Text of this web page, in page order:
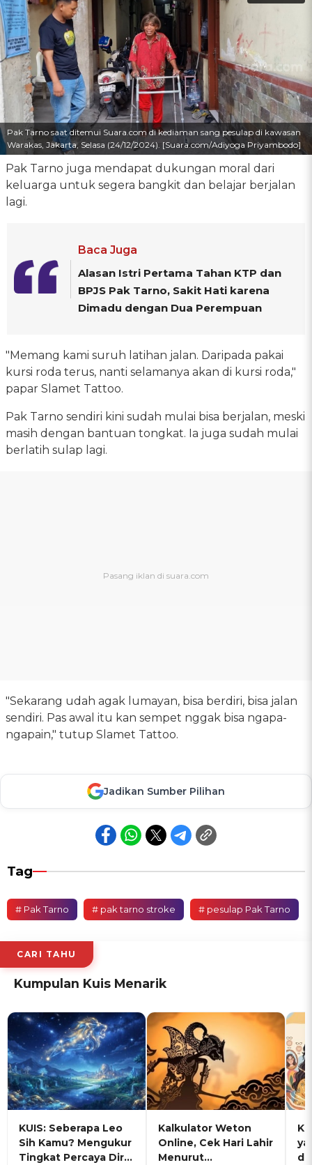
Pak Tarno saat ditemui Suara.com di kediaman sang pesulap di kawasan
Warakas, Jakarta, Selasa (24/12/2024). [Suara.com/Adiyoga Priyambodo]
Pak Tarno juga mendapat dukungan moral dari
keluarga untuk segera bangkit dan belajar berjalan
lagi.
Baca Juga
Alasan Istri Pertama Tahan KTP dan
BPJS Pak Tarno, Sakit Hati karena
Dimadu dengan Dua Perempuan
"Memang kami suruh latihan jalan. Daripada pakai
kursi roda terus, nanti selamanya akan di kursi roda,"
papar Slamet Tattoo.
Pak Tarno sendiri kini sudah mulai bisa berjalan, meski
masih dengan bantuan tongkat. Ia juga sudah mulai
berlatih sulap lagi.
"Sekarang udah agak lumayan, bisa berdiri, bisa jalan
sendiri. Pas awal itu kan sempet nggak bisa ngapa-
ngapain," tutup Slamet Tattoo.
Jadikan Sumber Pilihan
Tag
# Pak Tarno # pak tarno stroke # pesulap Pak Tarno
CARI TAHU
Kumpulan Kuis Menarik
KUIS: Seberapa Leo
Sih Kamu? Mengukur
Tingkat Percaya Diri
Kalkulator Weton
Online, Cek Hari Lahir
Menurut